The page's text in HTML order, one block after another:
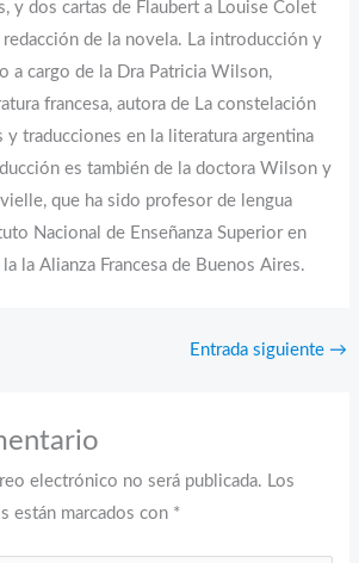
y dos cartas de Flaubert a Louise Colet
redacción de la novela. La introducción y
a cargo de la Dra Patricia Wilson,
francesa, autora de La constelación
y traducciones en la literatura argentina
es también de la doctora Wilson y
que ha sido profesor de lengua
Nacional de Enseñanza Superior en
la Alianza Francesa de Buenos Aires.
Entrada siguiente →
electrónico no será publicada. Los
están marcados con *